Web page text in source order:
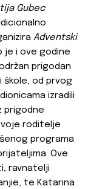
Gubec
Adventski
je i ove godine
prigodan
škole, od prvog
izradili
prigodne
roditelje
programa
Ove
ravnatelji
te Katarina